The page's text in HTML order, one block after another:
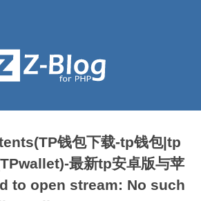
钱包下载-tp钱包|tp
最新tp安卓版与苹
to open stream: No such